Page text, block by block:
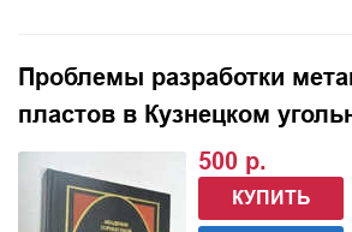
Проблемы разработки
пластов в Кузнецком
500 р.
КУПИТЬ